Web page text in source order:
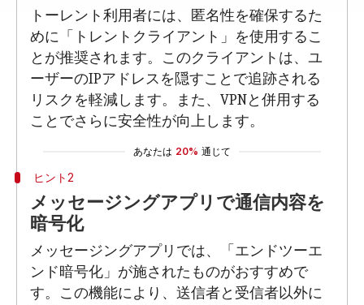
トーレント利用者には、匿名性を確保するた
めに「トレントクライアント」を使用するこ
とが推奨されます。このクライアントは、ユ
ーザーのIPアドレスを隠すことで追跡される
リスクを軽減します。また、VPNと併用する
ことでさらに安全性が向上します。
あなたは 20% 通じて
ヒント2
メッセージングアプリで通信内容を
暗号化
メッセージングアプリでは、「エンドツーエ
ンド暗号化」が施されたものがおすすめで
す。この機能により、送信者と受信者以外に